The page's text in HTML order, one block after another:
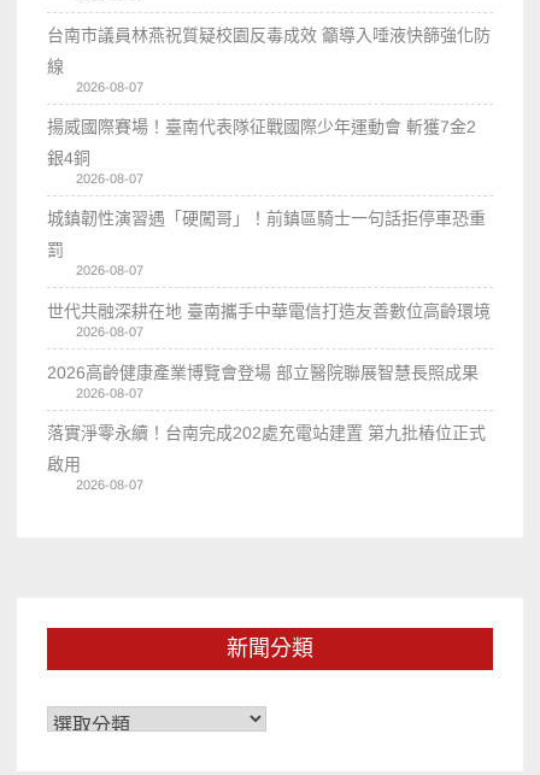
台南市議員林燕祝質疑校園反毒成效 籲導入唾液快篩強化防
線
2026-08-07
揚威國際賽場！臺南代表隊征戰國際少年運動會 斬獲7金2
銀4銅
2026-08-07
城鎮韌性演習遇「硬闖哥」！前鎮區騎士一句話拒停車恐重
罰
2026-08-07
世代共融深耕在地 臺南攜手中華電信打造友善數位高齡環境
2026-08-07
2026高齡健康產業博覽會登場 部立醫院聯展智慧長照成果
2026-08-07
落實淨零永續！台南完成202處充電站建置 第九批樁位正式
啟用
2026-08-07
新聞分類
新